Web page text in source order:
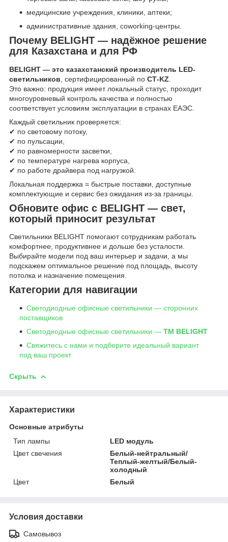
медицинские учреждения, клиники, аптеки;
административные здания, coworking-центры.
Почему BELIGHT — надёжное решение
для Казахстана и для РФ
BELIGHT — это казахстанский производитель LED-
светильников , сертифицированный по СТ-KZ
Это важно: продукция имеет локальный статус, проходит
многоуровневый контроль качества и полностью
соответствует условиям эксплуатации в странах ЕАЭС.
Каждый светильник проверяется:
✔ по световому потоку,
✔ по пульсации,
✔ по равномерности засветки,
✔ по температуре нагрева корпуса,
✔ по работе драйвера под нагрузкой.
Локальная поддержка = быстрые поставки, доступные
комплектующие и сервис без ожидания из-за границы.
Обновите офис с BELIGHT — свет,
который приносит результат
Светильники BELIGHT помогают сотрудникам работать
комфортнее, продуктивнее и дольше без усталости.
Выбирайте модели под ваш интерьер и задачи, а мы
подскажем оптимальное решение под площадь, высоту
потолка и назначение помещения.
Категории для навигации
Светодиодные офисные светильники — сторонних
поставщиков
Светодиодные офисные светильники — ТМ BELIGHT
Свяжитесь с нами и подберите идеальный вариант
под ваш проект
Скрыть
Характеристики
Основные атрибуты
Тип лампы
LED модуль
Цвет свечения
Белый-нейтральный/
Теплый-желтый/Белый-
холодный
Цвет
Белый
Условия доставки
Самовывоз